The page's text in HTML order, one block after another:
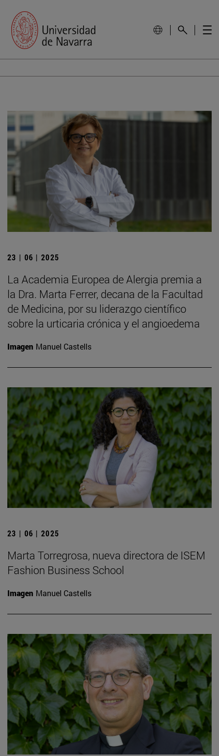
23 | 06 | 2025
La Academia Europea de Alergia premia a
la Dra. Marta Ferrer, decana de la Facultad
de Medicina, por su liderazgo científico
sobre la urticaria crónica y el angioedema
Imagen Manuel Castells
23 | 06 | 2025
Marta Torregrosa, nueva directora de ISEM
Fashion Business School
Imagen Manuel Castells